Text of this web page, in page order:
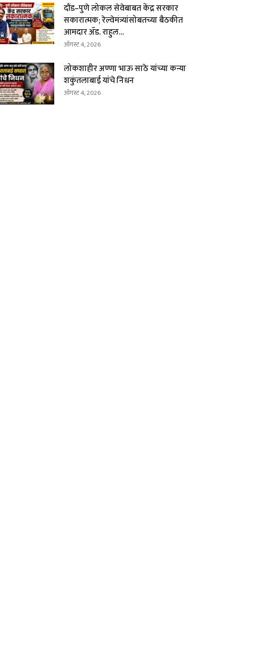
दौंड–पुणे लोकल सेवेबाबत केंद्र सरकार
सकारात्मक; रेल्वेमंत्र्यांसोबतच्या बैठकीत
आमदार ॲड. राहुल...
ऑगस्ट 4, 2026
लोकशाहीर अण्णा भाऊ साठे यांच्या कन्या
शकुंतलाबाई यांचे निधन
ऑगस्ट 4, 2026